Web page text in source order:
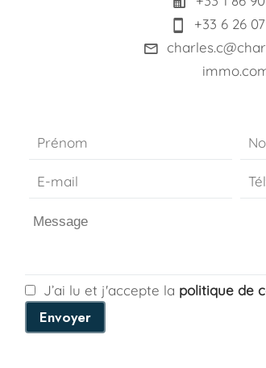
+33 6 26
J’ai lu et j'accepte la politique de
Envoyer